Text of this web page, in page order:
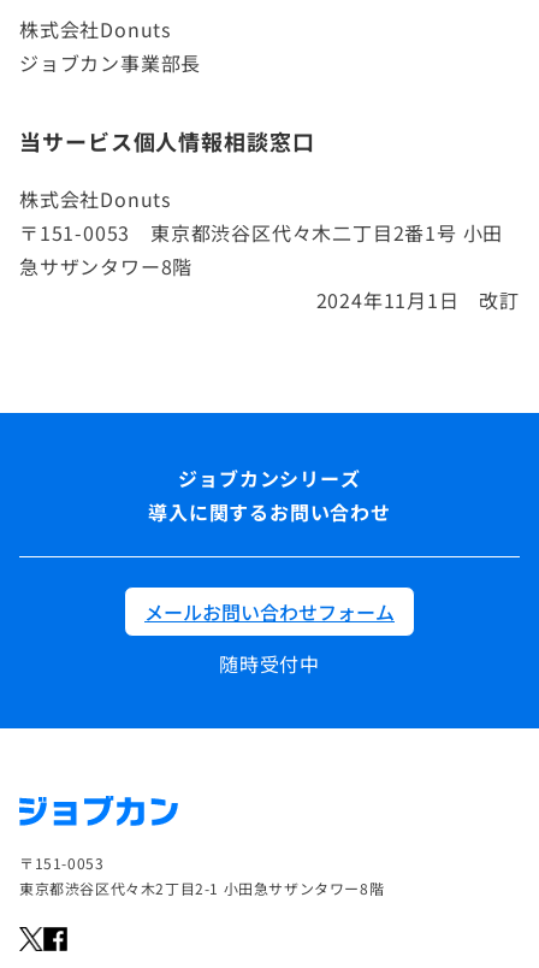
株式会社Donuts
ジョブカン事業部長
当サービス個人情報相談窓口
株式会社Donuts
〒151-0053 東京都渋谷区代々木二丁目2番1号 小田
急サザンタワー8階
2024年11月1日 改訂
導入に関するお問い合わせ
メールお問い合わせフォーム
随時受付中
〒151-0053
東京都渋谷区代々木2丁目2-1 小田急サザンタワー8階